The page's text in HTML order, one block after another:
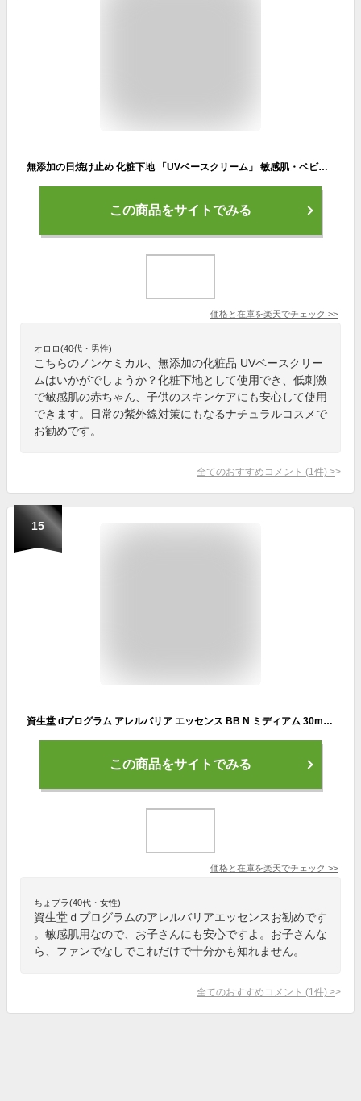
無添加の日焼け止め 化粧下地 「UVベースクリーム」 敏感肌・ベビーの日焼け止めに ノンケミカルのメイク下地(無添加化粧品) 日焼け止めクリーム(日焼けどめ/日やけ止め/クリーム) 乾燥肌・赤ちゃん(子ども/子供)・紫外線対策 (美白/シミ対策)に
この商品をサイトでみる
価格と在庫を楽天でチェック >>
オロロ(40代・男性)
こちらのノンケミカル、無添加の化粧品 UVベースクリー
ムはいかがでしょうか？化粧下地として使用でき、低刺激
で敏感肌の赤ちゃん、子供のスキンケアにも安心して使用
できます。日常の紫外線対策にもなるナチュラルコスメで
お勧めです。
全てのおすすめコメント (1 件) >
15
資生堂 dプログラム アレルバリア エッセンス BB N ミディアム 30mL SPF50+・PA+++ (敏感肌用日中用美容液・化粧下地)
この商品をサイトでみる
価格と在庫を楽天でチェック >>
ちょプラ(40代・女性)
資生堂ｄプログラムのアレルバリアエッセンスお勧めです
。敏感肌用なので、お子さんにも安心ですよ。お子さんな
ら、ファンでなしでこれだけで十分かも知れません。
全てのおすすめコメント (1 件) >